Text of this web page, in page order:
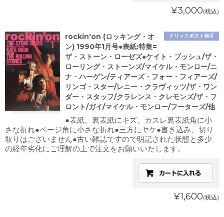
¥3,000(税込)
クリックポスト他可
rockin'on (ロッキング・オ
ン) 1990年1月号●表紙:特集=
ザ・ストーン・ローゼズ●ケイト・ブッシュ/ザ・
ローリング・ストーンズ/マイケル・モンロー/ニ
ナ・ハーゲン/ティアーズ・フォー・フィアーズ/
リンゴ・スター/レニー・クラヴィッツ/ザ・ワン
ダー・スタッフ/クラレンス・クレモンズ/ザ・フ
ロント/ガイ/マイケル・モンロー/フーターズ/他
●表紙、裏表紙にキズ、カスレ裏表紙角に小
さな折れ●ページ角に小さな折れ●三方にヤケ●書き込み、切り
取りはございません●古い雑誌ですので明記された状態と多少
の経年劣化にご理解の上で注文をお願いいたします。
¥1,600(税込)